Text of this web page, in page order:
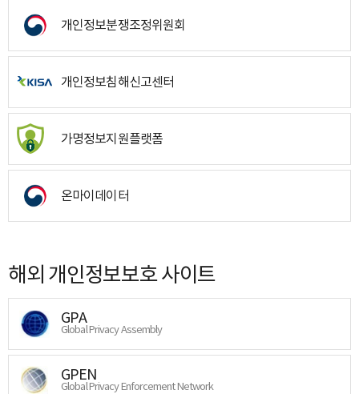
개인정보분쟁조정위원회
개인정보침해신고센터
가명정보지원플랫폼
온마이데이터
해외 개인정보보호 사이트
GPA
Global Privacy Assembly
GPEN
Global Privacy Enforcement Network